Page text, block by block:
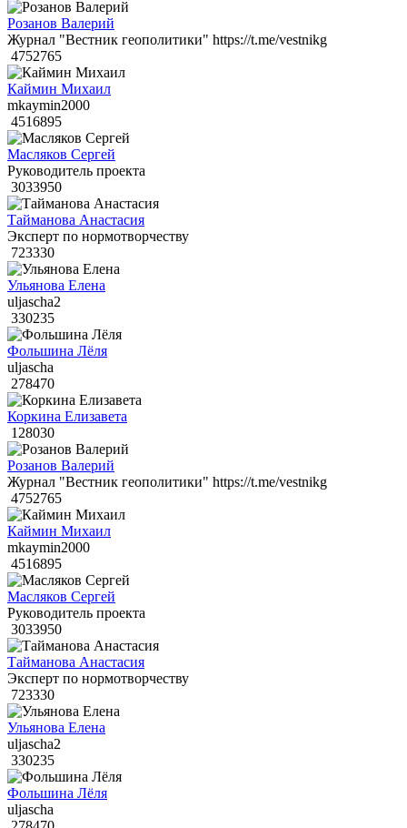
Розанов Валерий
Журнал "Вестник геополитики" https://t.me/vestnikg
4752765
Каймин Михаил
mkaymin2000
4516895
Масляков Сергей
Руководитель проекта
3033950
Тайманова Анастасия
Эксперт по нормотворчеству
723330
Ульянова Елена
uljascha2
330235
Фольшина Лёля
uljascha
278470
Коркина Елизавета
128030
Розанов Валерий
Журнал "Вестник геополитики" https://t.me/vestnikg
4752765
Каймин Михаил
mkaymin2000
4516895
Масляков Сергей
Руководитель проекта
3033950
Тайманова Анастасия
Эксперт по нормотворчеству
723330
Ульянова Елена
uljascha2
330235
Фольшина Лёля
uljascha